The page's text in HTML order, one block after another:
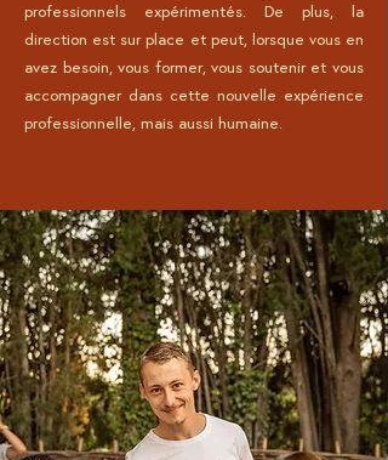
professionnels expérimentés. De plus, la
direction est sur place et peut, lorsque vous en
avez besoin, vous former, vous soutenir et vous
accompagner dans cette nouvelle expérience
professionnelle, mais aussi humaine.